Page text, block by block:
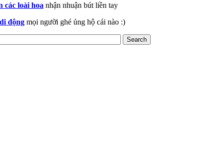
các loài hoa nhận nhuận bút liền tay
động mọi người ghé ủng hộ cái nào :)